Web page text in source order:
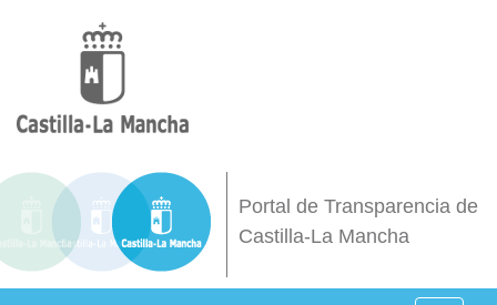
Portal de Transparencia de
Castilla-La Mancha